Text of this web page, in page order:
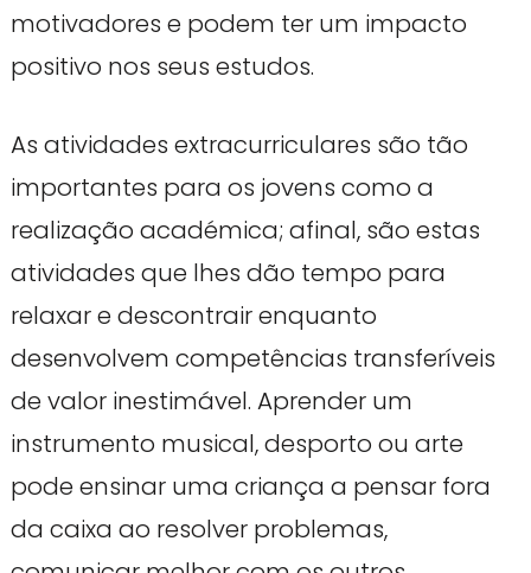
motivadores e podem ter um impacto
positivo nos seus estudos.
As atividades extracurriculares são tão
importantes para os jovens como a
realização académica; afinal, são estas
atividades que lhes dão tempo para
relaxar e descontrair enquanto
desenvolvem competências transferíveis
de valor inestimável. Aprender um
instrumento musical, desporto ou arte
pode ensinar uma criança a pensar fora
da caixa ao resolver problemas,